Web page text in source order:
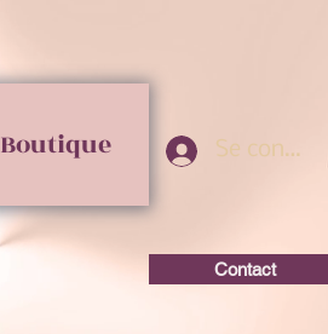
Boutique Se
Contact